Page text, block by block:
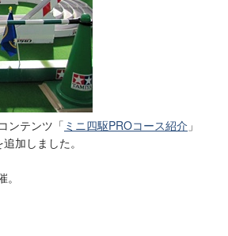
ンテンツ「 ミニ四駆PROコース紹介 」
加しました。